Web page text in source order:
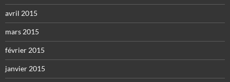
avril 2015
mars 2015
février 2015
janvier 2015